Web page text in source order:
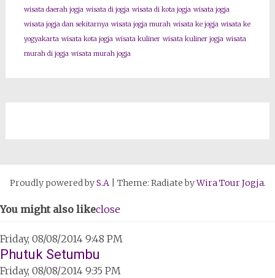
wisata daerah jogja wisata di jogja wisata di kota jogja wisata jogja
wisata jogja dan sekitarnya wisata jogja murah wisata ke jogja wisata ke
yogyakarta wisata kota jogja wisata kuliner wisata kuliner jogja wisata
murah di jogja wisata murah jogja
Proudly powered byS.A Theme: Radiate byWira Tour Jogja.
You might also likeclose
Friday, 08/08/2014 9:48 PM
Phutuk Setumbu
Friday, 08/08/2014 9:35 PM